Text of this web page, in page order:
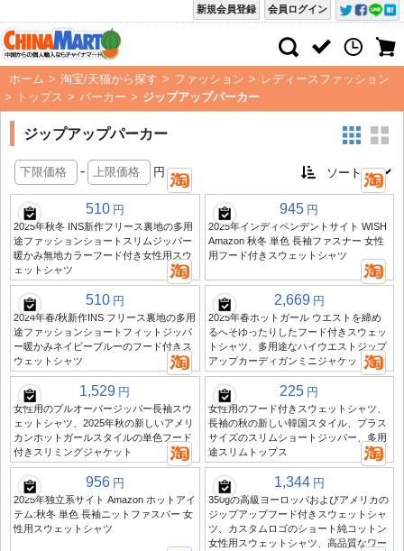
会員ログイン
新規会員登録
ホーム > 淘宝/天猫から探す > ファッション > レディースファッション
>
トップス > パーカー > ジップアップパーカー
ジップアップパーカー
- 円
510 円
2025年秋冬 INS新作フリース裏地の多用
途ファッションショートスリムジッパー
暖かみ無地カラーフード付き女性用スウ
ェットシャツ
945 円
2025年インディペンデントサイト WISH
Amazon 秋冬 単色 長袖ファスナー 女性
用フード付きスウェットシャツ
510 円
2024年春/秋新作INS フリース裏地の多用
途ファッションショートフィットジッパ
ー暖かみネイビーブルーのフード付きス
ウェットシャツ
2,669 円
2025年春ホットガール ウエストを締め
るへそゆったりしたフード付きスウェッ
トシャツ、多用途なハイウエストジップ
アップカーディガンミニジャケット
1,529 円
女性用のプルオーバージッパー長袖スウ
ェットシャツ、2025年秋の新しいアメリ
カンホットガールスタイルの単色フード
付きスリミングジャケット
225 円
女性用のフード付きスウェットシャツ、
長袖の秋の新しい韓国スタイル、プラス
サイズのスリムショートジッパー、多用
途スリムトップス
956 円
2025年独立系サイト Amazon ホットアイ
テム:秋冬 単色 長袖ニットファスパー 女
性用スウェットシャツ
1,344 円
350gの高級ヨーロッパおよびアメリカの
ジップアップフード付きスウェットシャ
ツ、カスタムロゴのショート純コットン
女性用スウェットシャツ、高品質なワー